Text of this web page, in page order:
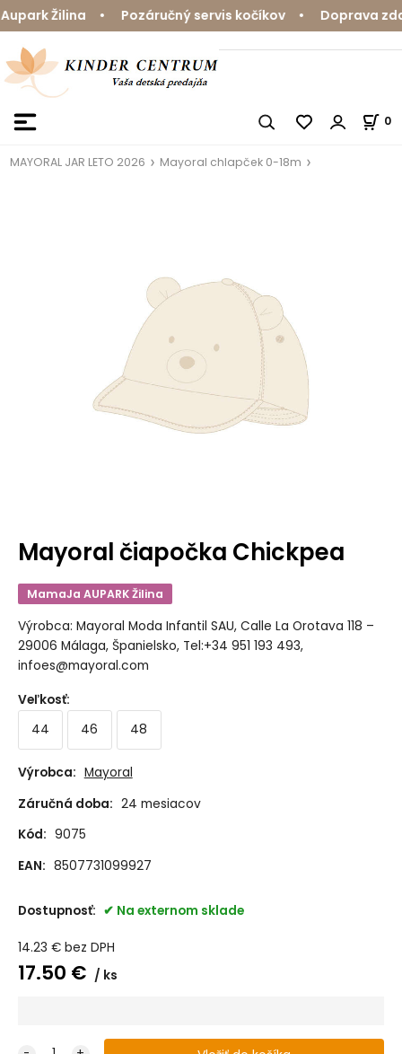
Žilina • Pozáručný servis kočíkov • Doprava
0
MAYORAL JAR LETO 2026 Mayoral chlapček 0-18m
Mayoral čiapočka Chickpea
MamaJa AUPARK Žilina
Výrobca: Mayoral Moda Infantil SAU, Calle La Orotava 118 –
29006 Málaga, Španielsko, Tel:+34 951 193 493,
infoes@mayoral.com
Veľkosť:
44
46 48
Výrobca: Mayoral
Záručná doba: 24 mesiacov
Kód: 9075
EAN: 8507731099927
Dostupnosť: Na externom sklade
14.23 € bez DPH
17.50 € ks